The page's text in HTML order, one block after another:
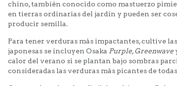
chino, también conocido como mastuerzo
en tierras ordinarias del jardín y pueden ser
producir semilla.
Para tener verduras más impactantes, cultive
japonesas se incluyen Osaka Purple, Greenwave
calor del verano si se plantan bajo sombras
consideradas las verduras más picantes de